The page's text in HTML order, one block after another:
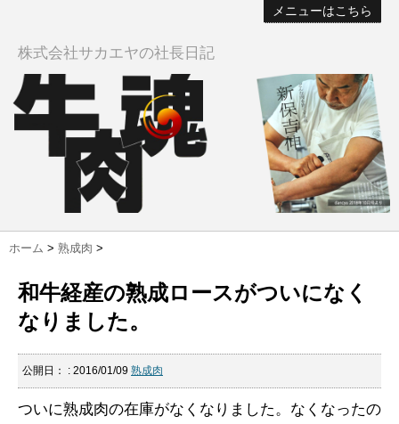
メニューはこちら
株式会社サカエヤの社長日記
ホーム > 熟成肉 >
和牛経産の熟成ロースがついになく
なりました。
公開日： : 2016/01/09 熟成肉
ついに熟成肉の在庫がなくなりました。なくなったの